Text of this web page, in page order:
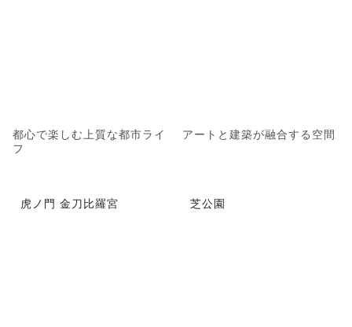
都心で楽しむ上質な都市ライ
フ
アートと建築が融合する空間
虎ノ門 金刀比羅宮 芝公園